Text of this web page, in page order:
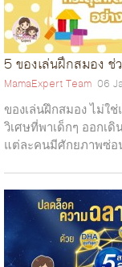
5 ของเล่นฝึกสมอง
MamaExpert Team 06
ของเล่นฝึกสมอง ไม่ใ
วิเศษที่พาเด็กๆ ออกเ
แต่ละคนมีศักยภาพซ่อ